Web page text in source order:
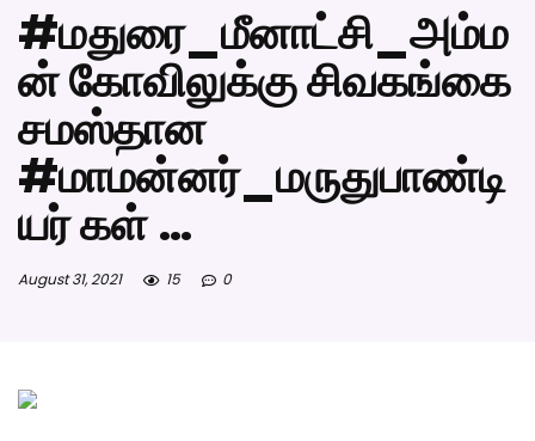
#மதுரை_மீனாட்சி_அம்ம
ன் கோவிலுக்கு சிவகங்கை
சமஸ்தான
#மாமன்னர்_மருதுபாண்டி
யர் கள் …
August 31, 2021 15 0